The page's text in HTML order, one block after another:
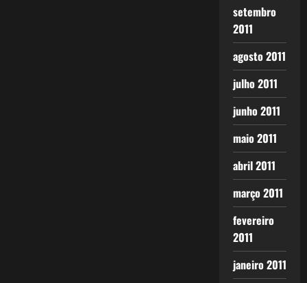
setembro
2011
agosto 2011
julho 2011
junho 2011
maio 2011
abril 2011
março 2011
fevereiro
2011
janeiro 2011